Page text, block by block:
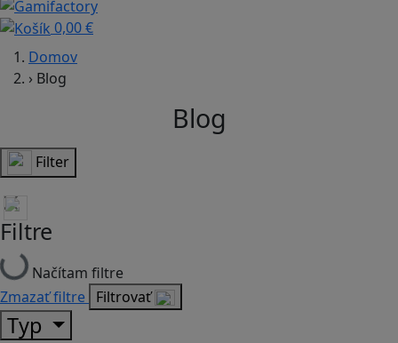
0,00 €
Domov
› Blog
Blog
Filter
Filtre
Načítam filtre
Zmazať filtre Filtrovať
Typ